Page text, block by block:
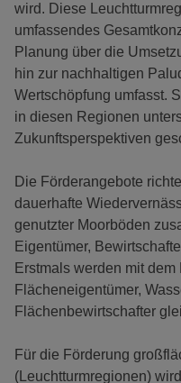
wird. Diese
umfassendes
Planung über die
hin zur nachhaltigen
Wertschöpfung umfasst.
in diesen Regionen
Zukunftsperspektiven
Die Förderangebote
dauerhafte
genutzter Moorböden
Eigentümer,
Erstmals werden mit
Flächeneigentümer,
Flächenbewirtschafter
Für die Förderung
(Leuchtturmregionen)